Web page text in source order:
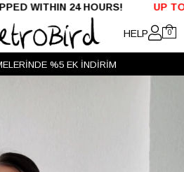
24 HOURS!UP TO %50
HELP 0
%5 EK İNDİRİM